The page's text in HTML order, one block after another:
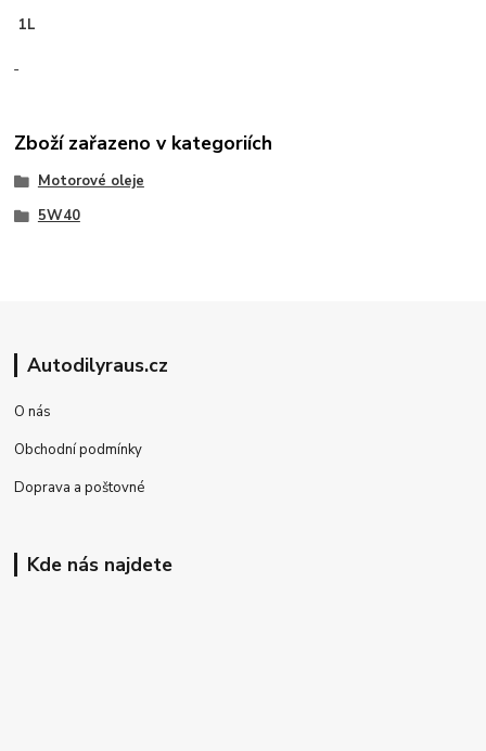
1L
Zboží zařazeno v kategoriích
Motorové oleje
5W40
Autodilyraus.cz
O nás
Obchodní podmínky
Doprava a poštovné
Kde nás najdete